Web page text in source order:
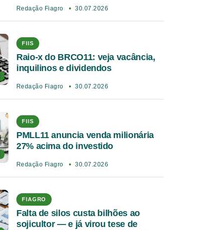
Redação Fiagro 30.07.2026
FIIS
Raio-x do BRCO11: veja vacância,
inquilinos e dividendos
Redação Fiagro 30.07.2026
FIIS
PMLL11 anuncia venda milionária
27% acima do investido
Redação Fiagro 30.07.2026
FIAGRO
Falta de silos custa bilhões ao
sojicultor — e já virou tese de